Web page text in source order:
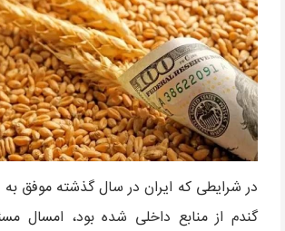
در شرایطی که ایران در سال گذشته موفق به
گندم از منابع داخلی شده بود، امسال